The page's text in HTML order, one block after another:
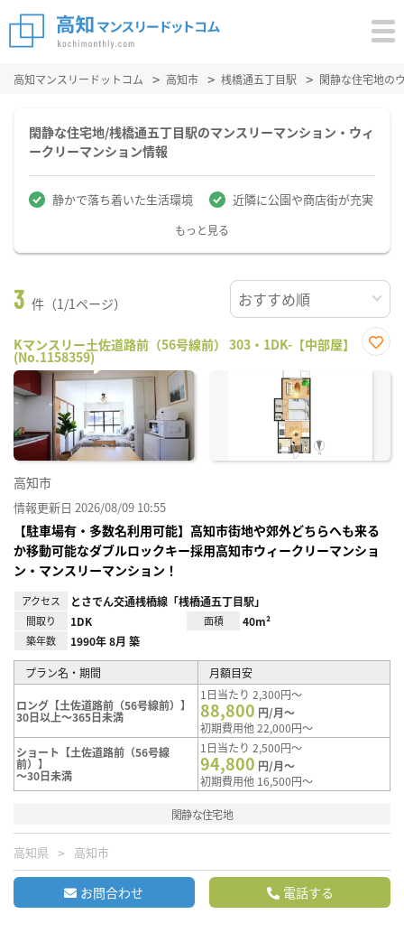
高知マンスリードットコム 高知市 桟橋通五丁目駅 閑静な住宅地の
閑静な住宅地/桟橋通五丁目駅のマンスリーマンション・ウィ
ークリーマンション情報
静かで落ち着いた生活環境 近隣に公園や商店街が充実
もっと見る
3 件（1/1ページ）
Kマンスリー土佐道路前（56号線前） 303・1DK-【中部屋】
(No.1158359)
に入
高知市
情報更新日 2026/08/09 10:55
【駐車場有・多数名利用可能】高知市街地や郊外どちらへも来る
か移動可能なダブルロックキー採用高知市ウィークリーマンショ
ン・マンスリーマンション！
アクセス とさでん交通桟橋線「桟橋通五丁目駅」
間取り 1DK 面積 40m²
築年数 1990年 8月 築
プラン名・期間 月額目安
ロング【土佐道路前（56号線前）】
30日以上～365日未満
1日当たり 2,300円～
88,800 円/月～
初期費用他 22,000円～
ショート【土佐道路前（56号線
前）】
～30日未満
1日当たり 2,500円～
94,800 円/月～
初期費用他 16,500円～
閑静な住宅地
高知県 高知市
お問合わせ 電話する